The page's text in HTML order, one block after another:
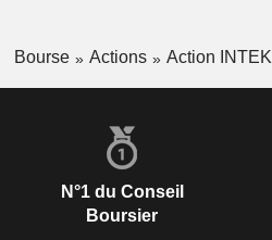
Bourse Actions Action INTEK
N°1 du Conseil
Boursier